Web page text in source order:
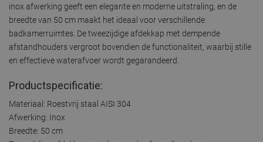
inox afwerking geeft een elegante en moderne uitstraling, en de
breedte van 50 cm maakt het ideaal voor verschillende
badkamerruimtes. De tweezijdige afdekkap met dempende
afstandhouders vergroot bovendien de functionaliteit, waarbij stille
en effectieve waterafvoer wordt gegarandeerd.
Productspecificatie:
Materiaal: Roestvrij staal AISI 304
Afwerking: Inox
Breedte: 50 cm